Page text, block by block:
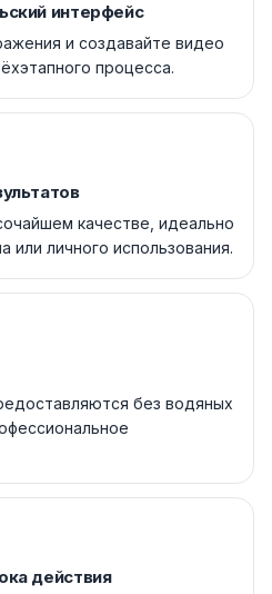
интерфейс
и создавайте видео
процесса.
качестве, идеально
личного использования.
без водяных
действия